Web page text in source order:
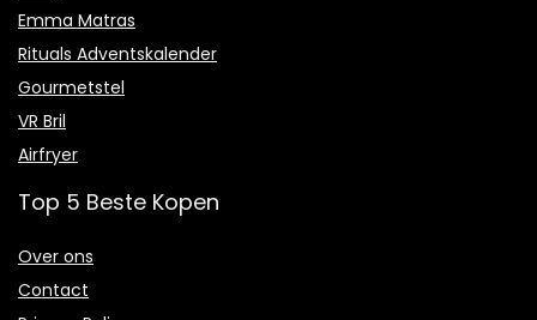
Emma Matras
Rituals Adventskalender
Gourmetstel
VR Bril
Airfryer
Top 5 Beste Kopen
Over ons
Contact